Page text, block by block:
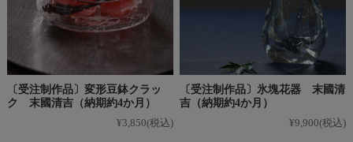
〔受注制作品〕変形豆鉢クラッ
ク 末國清吉（納期約4か月）
¥3,850(税込)
〔受注制作品〕氷塊花器 末國清
吉（納期約4か月）
¥9,900(税込)